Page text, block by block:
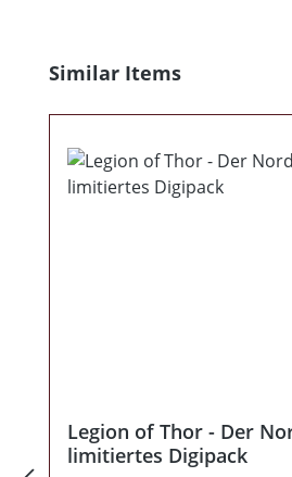
Produktgalerie überspringen
Similar Items
Legion of Thor - Der
limitiertes Digipack